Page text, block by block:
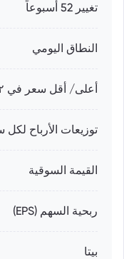
تغيير 52 أسبوعاً
النطاق اليومي
أعلى/ أقل سعر في ٥٢ أسبوعًا
توزيعات الأرباح
القيمة السوقية
ربحية السهم (EPS)
بيتا